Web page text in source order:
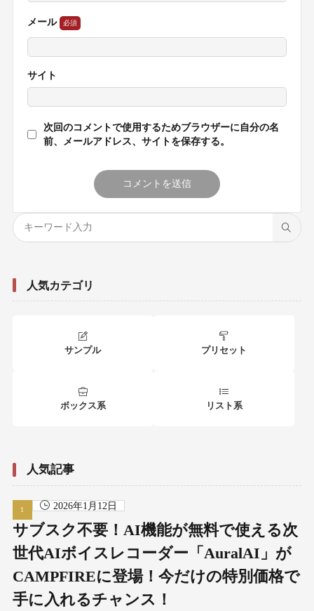
メール
サイト
次回のコメントで使用するためブラウザーに自分の名
前、メールアドレス、サイトを保存する。
人気カテゴリ
サンプル プリセット
ボックス系 リスト系
人気記事
2026年1月12日
サブスク不要！AI機能が無料で使える次
世代AIボイスレコーダー「AuralAI」が
CAMPFIREに登場！今だけの特別価格で
手に入れるチャンス！